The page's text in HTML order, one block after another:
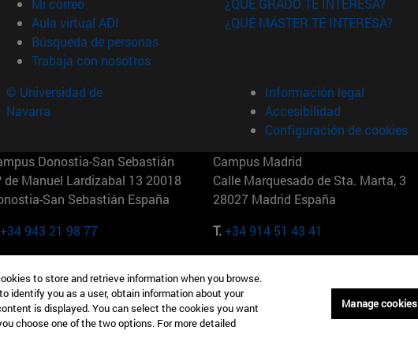
Mi correo
Aula virtual ADI (abre en nueva ventana)
Búsqueda de personas(abre en nueva ventana)
Trabaja con nosotros(abre en nueva ventana)
¿QUÉ GRADO TE INTERESA?
¿QUÉ MÁSTER TE INTERESA?
© Universidad de
Navarra
Información legal
Accesibilidad
Configuración de cookies
Donostia-San Sebastián
de Manuel Lardizabal 13 20018
San Sebastián España
+34 943 21 98 77
Campus Madrid
Calle Marquesado de Sta. Marta, 3
28027 Madrid España
T.+34 914 51 43 41
W 57th St 10019-2201 Nueva York
+1 646 346 8850
Maria-Theresia-Straße 15 81675
Múnich Alemania
T.+49 89 24209790
to store and retrieve information when you browse.
identify you as a user, obtain information about your
is displayed. You can select the cookies you want
choose one of the two options. For more detailed
Manage cookies